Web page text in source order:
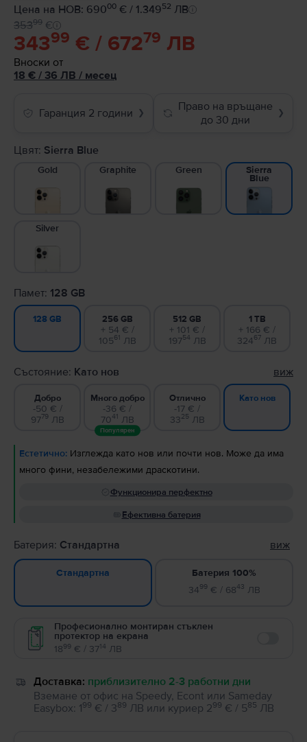
Цена на НОВ: 69000 € / 1.34952 ЛВ
34399 € / 67279 ЛВ
35399 €
Вноски от
18 € / 36 ЛВ / месец
Гаранция 2 години ❯
Право на връщане
до 30 дни
❯
Цвят: Sierra Blue
Gold Graphite Green Sierra
Blue
Silver
Памет: 128 GB
128 GB 256 GB
+ 54 € /
10561 ЛВ
512 GB
+ 101 € /
19754 ЛВ
1 TB
+ 166 € /
32467 ЛВ
Състояние: Като нов виж
Добро
-50 € /
9779ЛВ
Много добро
-36 € /
7041 ЛВ
Популярен
Отлично
-17 € /
3325 ЛВ
Като нов
Естетично: Изглежда като нов или почти нов. Може да има
много фини, незабележими драскотини.
Функционира перфектно
Ефективна батерия
Батерия: Стандартна виж
Стандартна
Батерия 100%
3499€ / 6843 ЛВ
Професионално монтиран стъклен
протектор на екрана
1899 € / 3714 ЛВ
Доставка: приблизително 2-3 работни дни
Вземане от офис на Speedy, Econt или Sameday
Easybox: 199 € / 389 ЛВ или куриер 299 € / 585 ЛВ